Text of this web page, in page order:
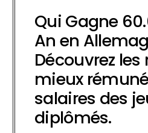
Qui Gagne
An en
Découvrez
mieux
salaires des
diplômés.